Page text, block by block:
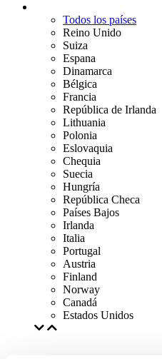
Todos los países
Reino Unido
Suiza
Espana
Dinamarca
Bélgica
Francia
República de Irlanda
Lithuania
Polonia
Eslovaquia
Chequia
Suecia
Hungría
República Checa
Países Bajos
Irlanda
Italia
Portugal
Austria
Finland
Norway
Canadá
Estados Unidos